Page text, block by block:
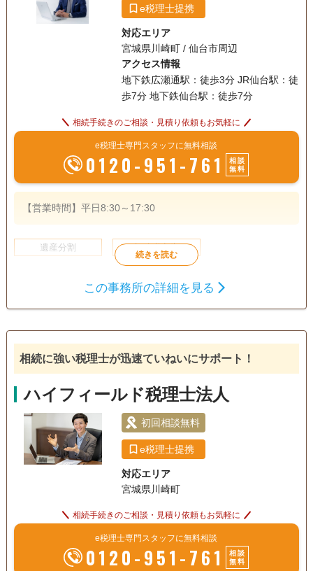
e税理士提携
対応エリア
宮城県川崎町 / 仙台市周辺
アクセス情報
地下鉄広瀬通駅：徒歩3分 JR仙台駅：徒
歩7分 地下鉄仙台駅：徒歩7分
相続手続きのご相談・見積り依頼もお気軽に
e税理士専門スタッフに無料相談
0120-951-761
相談
無料
【営業時間】平日8:30～17:30
遺産分割 相続税申告
この事務所の詳細を見る
相続に強い税理士が迅速ていねいにサポート！
ハイフィールド税理士法人
初回相談無料
e税理士提携
対応エリア
宮城県川崎町
相続手続きのご相談・見積り依頼もお気軽に
e税理士専門スタッフに無料相談
0120-951-761
相談
無料